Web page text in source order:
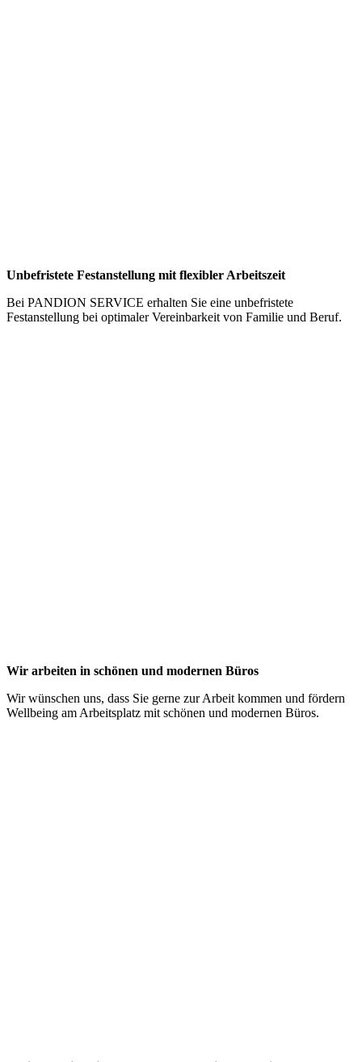
Unbefristete Festanstellung mit flexibler Arbeitszeit
Bei PANDION SERVICE erhalten Sie eine unbefristete
Festanstellung bei optimaler Vereinbarkeit von Familie und Beruf.
Wir arbeiten in schönen und modernen Büros
Wir wünschen uns, dass Sie gerne zur Arbeit kommen und fördern
Wellbeing am Arbeitsplatz mit schönen und modernen Büros.